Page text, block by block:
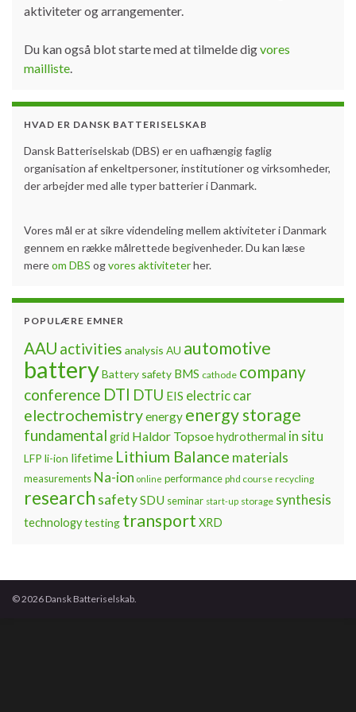
aktiviteter og arrangementer.
Du kan også blot starte med at tilmelde digvores
mailliste
HVAD ER DANSK BATTERISELSKAB
Dansk Batteriselskab (DBS) er en uafhængig faglig
organisation af enkeltpersoner, institutioner og virksomheder,
der arbejder med alle typer batterier i Danmark.
Vores mål er at sikre videndeling mellem aktiviteter i Danmark
gennem en række målrettede begivenheder. Du kan læse
mereom DBS ogvores aktiviteterher.
POPULÆRE EMNER
AAU activities analysis AU automotive
batteryBattery safety BMS cathode company
conference DTI DTU EIS electric car
electrochemistryenergy energy storage
fundamental grid Haldor Topsoehydrothermal in situ
LFP li-ion lifetime Lithium Balance materials
measurements Na-ion online performance phd course recycling
research safetySDU seminar start-up storage synthesis
technologytesting transport XRD
© 2026 Dansk Batteriselskab.